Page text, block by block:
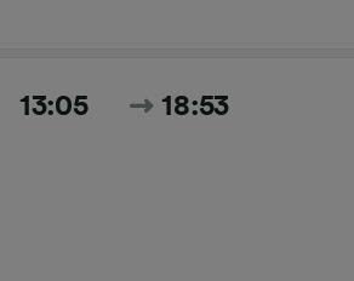
13:05 18:53